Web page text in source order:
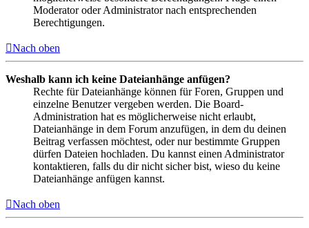
Moderator oder Administrator nach entsprechenden
Berechtigungen.
Nach oben
Weshalb kann ich keine Dateianhänge anfügen?
Rechte für Dateianhänge können für Foren, Gruppen und
einzelne Benutzer vergeben werden. Die Board-
Administration hat es möglicherweise nicht erlaubt,
Dateianhänge in dem Forum anzufügen, in dem du deinen
Beitrag verfassen möchtest, oder nur bestimmte Gruppen
dürfen Dateien hochladen. Du kannst einen Administrator
kontaktieren, falls du dir nicht sicher bist, wieso du keine
Dateianhänge anfügen kannst.
Nach oben